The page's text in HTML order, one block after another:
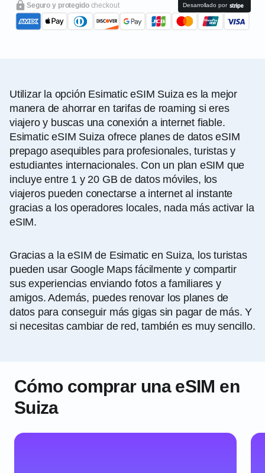
Seguro y protegido checkout Desarrollado por
Utilizar la opción Esimatic eSIM Suiza es la mejor
manera de ahorrar en tarifas de roaming si eres
viajero y buscas una conexión a internet fiable.
Esimatic eSIM Suiza ofrece planes de datos eSIM
prepago asequibles para profesionales, turistas y
estudiantes internacionales. Con un plan eSIM que
incluye entre 1 y 20 GB de datos móviles, los
viajeros pueden conectarse a internet al instante
gracias a los operadores locales, nada más activar la
eSIM.
Gracias a la eSIM de Esimatic en Suiza, los turistas
pueden usar Google Maps fácilmente y compartir
sus experiencias enviando fotos a familiares y
amigos. Además, puedes renovar los planes de
datos para conseguir más gigas sin pagar de más. Y
si necesitas cambiar de red, también es muy sencillo.
Cómo comprar una eSIM en
Suiza